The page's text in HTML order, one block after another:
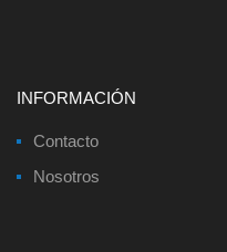
INFORMACIÓN
Contacto
Nosotros